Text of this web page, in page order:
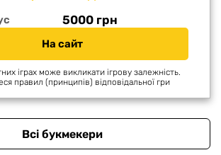
5000 грн
На сайт
іграх може викликати ігрову залежність.
правил (принципів) відповідальної гри
Всі букмекери